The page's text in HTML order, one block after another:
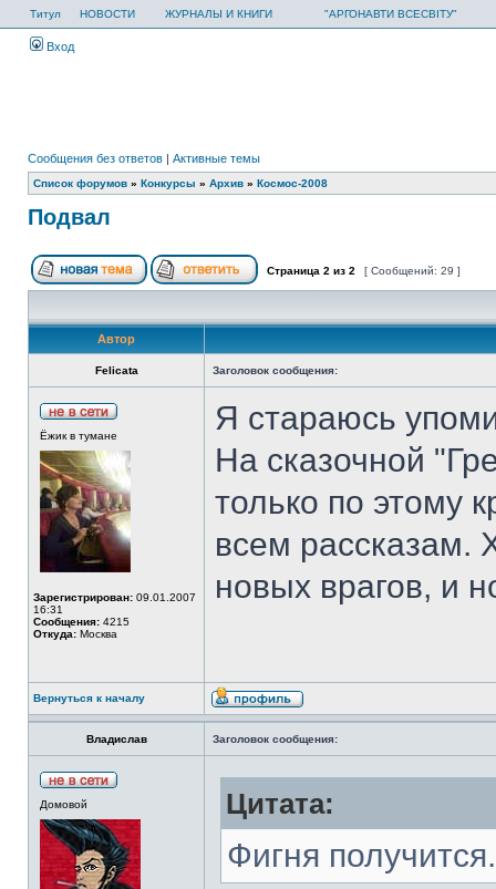
Титул НОВОСТИ ЖУРНАЛЫ И КНИГИ "АРГОНАВТИ ВСЕСВІТУ"
Вход
Сообщения без ответов | Активные темы
Список форумов » Конкурсы » Архив » Космос-2008
Подвал
Страница 2 из 2 [ Сообщений: 29 ]
Автор
Felicata Заголовок сообщения:
Ёжик в тумане
Зарегистрирован: 09.01.2007
16:31
Сообщения: 4215
Откуда: Москва
Я стараюсь
На сказочной
только по этому
всем рассказам.
новых врагов, и
Вернуться к началу
Владислав Заголовок сообщения:
Домовой Цитата:
Фигня получится.